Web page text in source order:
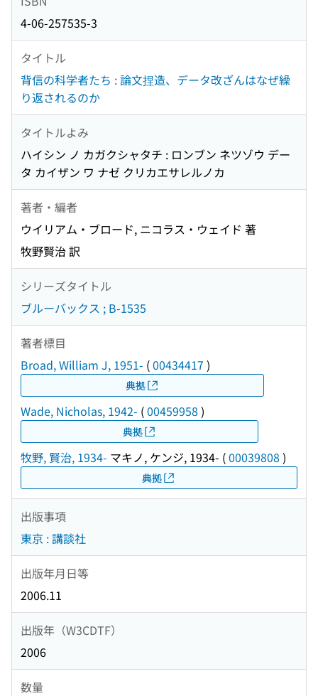
4-06-257535-3
タイトル
背信の科学者たち : 論文捏造、データ改ざんはなぜ繰
り返されるのか
タイトルよみ
ハイシン ノ カガクシャタチ : ロンブン ネツゾウ デー
タ カイザン ワ ナゼ クリカエサレルノカ
著者・編者
ウイリアム・ブロード, ニコラス・ウェイド 著
牧野賢治 訳
シリーズタイトル
ブルーバックス ; B-1535
著者標目
Broad, William J, 1951- (00434417 )
典拠
Wade, Nicholas, 1942- (00459958 )
典拠
牧野, 賢治, 1934- マキノ, ケンジ, 1934- (00039808 )
典拠
出版事項
東京 : 講談社
出版年月日等
2006.11
出版年（W3CDTF）
2006
数量